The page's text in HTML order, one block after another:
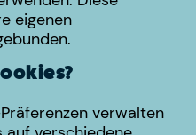
eigenen
verwalten